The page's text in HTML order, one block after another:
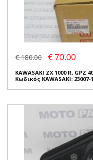
€ 180.00 € 70.00
KAWASAKI ZX 1000 R,
Κωδικός KAWASAKI: 23007-